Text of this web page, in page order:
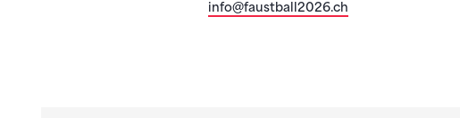
info@faustball2026.ch